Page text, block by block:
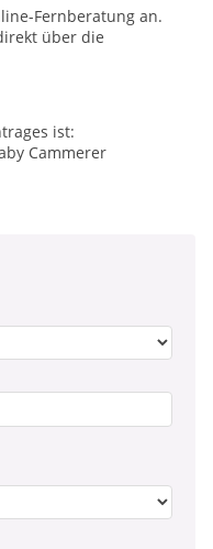
Fernberatung an.
über die
ist:
Cammerer